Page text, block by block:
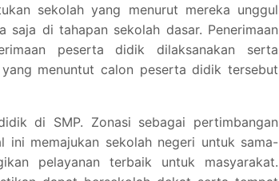
sekolah yang menurut mereka unggul
di tahapan sekolah dasar. Penerimaan
peserta didik dilaksanakan serta
menuntut calon peserta didik tersebut
di SMP. Zonasi sebagai pertimbangan
memajukan sekolah negeri untuk sama-
pelayanan terbaik untuk masyarakat.